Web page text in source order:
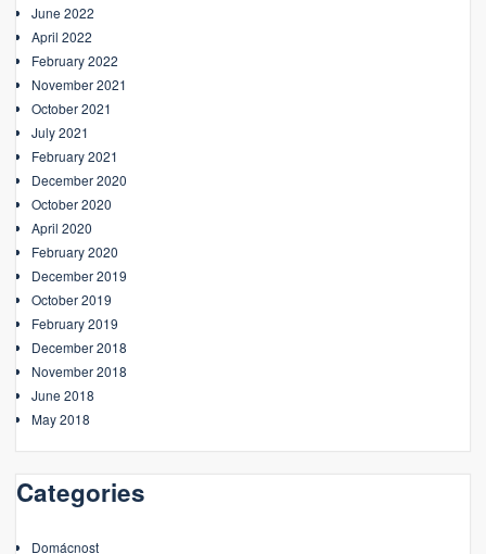
June 2022
April 2022
February 2022
November 2021
October 2021
July 2021
February 2021
December 2020
October 2020
April 2020
February 2020
December 2019
October 2019
February 2019
December 2018
November 2018
June 2018
May 2018
Categories
Domácnost